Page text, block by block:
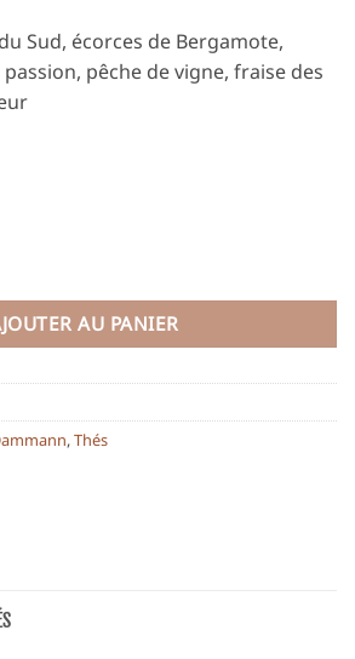
Sud, écorces de Bergamote,
pêche de vigne, fraise des
AU PANIER
,Thés